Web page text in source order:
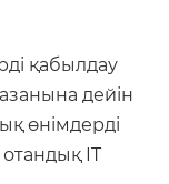
қабылдау
дейін
өнімдерді
IT